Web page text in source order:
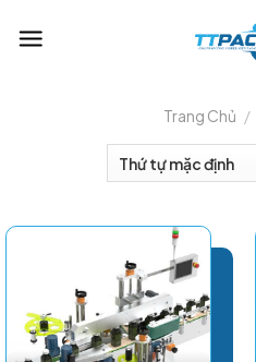
Trang Chủ /